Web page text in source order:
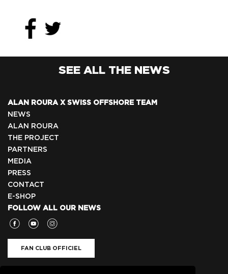
SEE ALL THE NEWS
ALAN ROURA X SWISS OFFSHORE TEAM
NEWS
ALAN ROURA
THE PROJECT
PARTNERS
MEDIA
PRESS
CONTACT
E-SHOP
FOLLOW ALL OUR NEWS
FAN CLUB OFFICIEL